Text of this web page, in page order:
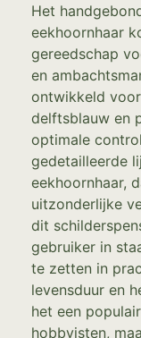
Het
eekhoornhaar
gereedschap
en
ontwikkeld
delftsblauw en
optimale
gedetailleerde
eekhoornhaar,
uitzonderlijke
dit
gebruiker in
te zetten in
levensduur en
het een
hobbyisten,